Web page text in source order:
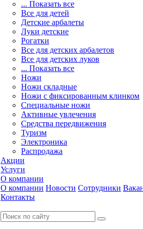
... Показать все
Все для детей
Детские арбалеты
Луки детские
Рогатки
Все для детских арбалетов
Все для детских луков
... Показать все
Ножи
Ножи складные
Ножи с фиксированным клинком
Специальные ножи
Активные увлечения
Средства передвижения
Туризм
Электроника
Распродажа
Акции
Услуги
О компании
О компании Новости Сотрудники
Контакты